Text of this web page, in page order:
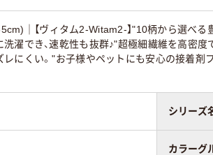
｜【ヴィタム2-Witam2-】"10柄から選べ
濯でき、速乾性も抜群♪"超極細繊維を高密
にくい。"お子様やペットにも安心の接着剤
シリーズ
カラーグ